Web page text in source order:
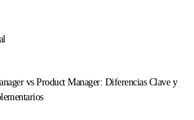
vs Product Manager: Diferencias Clave y